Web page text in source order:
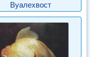
Вуалехвост